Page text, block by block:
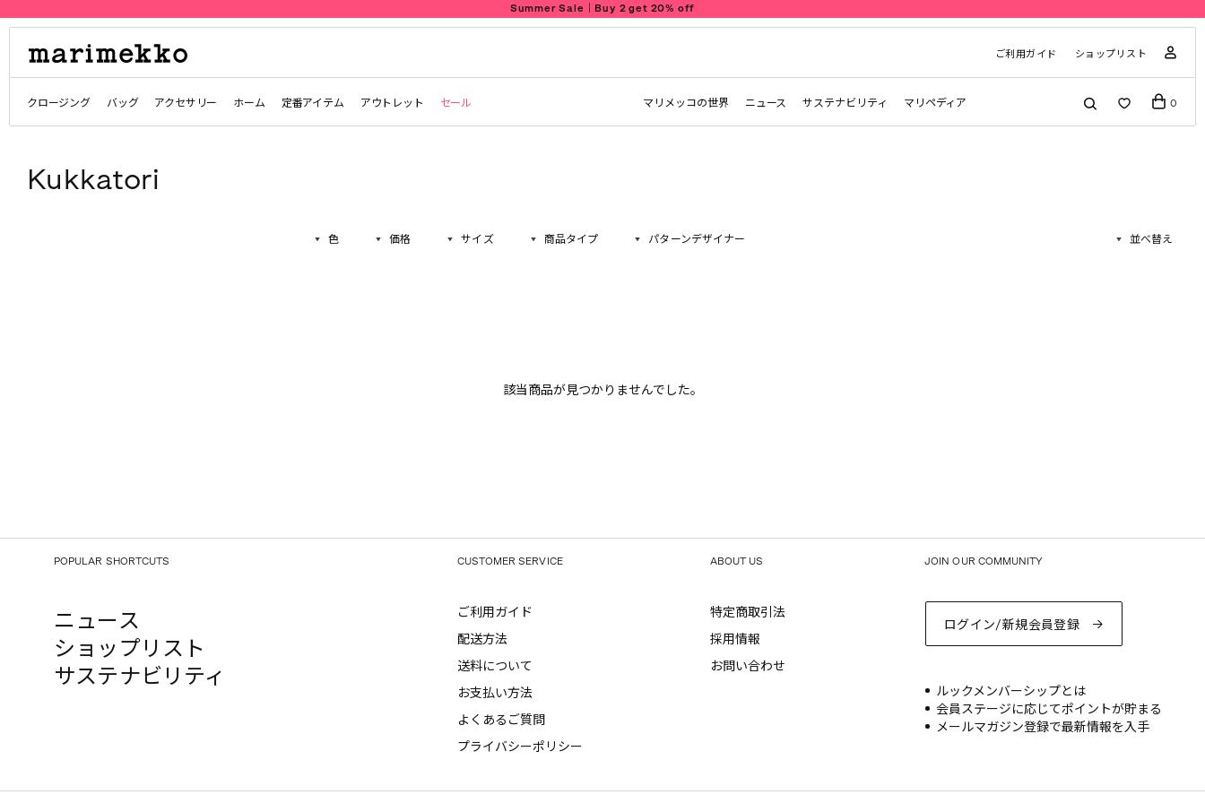
Summer Sale｜Buy 2 get 20% off
ご利用ガイド ショップリスト
クロージング バッグ アクセサリー ホーム 定番アイテム アウトレット セール マリメッコの世界 ニュース サステナビリティ マリペディア 0
Kukkatori
色 価格 サイズ 商品タイプ パターンデザイナー 並べ替え
該当商品が見つかりませんでした。
POPULAR SHORTCUTS
ニュース
ショップリスト
サステナビリティ
CUSTOMER SERVICE
ご利用ガイド
配送方法
送料について
お支払い方法
よくあるご質問
プライバシーポリシー
ABOUT US
特定商取引法
採用情報
お問い合わせ
JOIN OUR COMMUNITY
ログイン/新規会員登録
ルックメンバーシップとは
会員ステージに応じてポイントが貯まる
メールマガジン登録で最新情報を入手